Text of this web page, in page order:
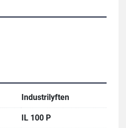
Industrilyften
IL 100 P